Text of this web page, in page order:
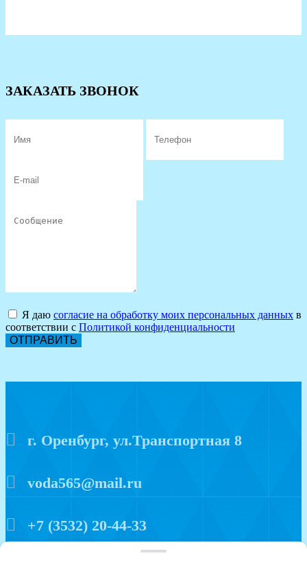
ЗАКАЗАТЬ ЗВОНОК
Я даю согласие на обработку моих персональных данных в
соответствии с Политикой конфиденциальности
ОТПРАВИТЬ
г. Оренбург, ул.Транспортная 8
voda565@mail.ru
+7 (3532) 20-44-33